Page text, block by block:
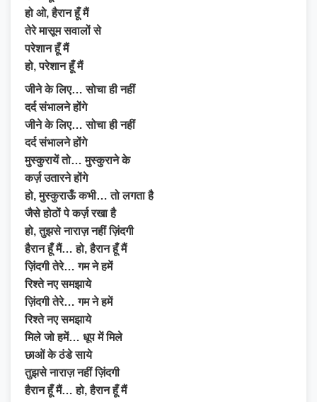
हो ओ, हैरान हूँ मैं
तेरे मासूम सवालों से
परेशान हूँ मैं
हो, परेशान हूँ मैं
जीने के लिए… सोचा ही नहीं
दर्द संभालने होंगे
जीने के लिए… सोचा ही नहीं
दर्द संभालने होंगे
मुस्कुरायें तो… मुस्कुराने के
कर्ज़ उतारने होंगे
हो, मुस्कुराऊँ कभी… तो लगता है
जैसे होठों पे कर्ज़ रखा है
हो, तुझसे नाराज़ नहीं ज़िंदगी
हैरान हूँ मैं… हो, हैरान हूँ मैं
ज़िंदगी तेरे… गम ने हमें
रिश्ते नए समझाये
ज़िंदगी तेरे… गम ने हमें
रिश्ते नए समझाये
मिले जो हमें… धूप में मिले
छाओं के ठंडे साये
तुझसे नाराज़ नहीं ज़िंदगी
हैरान हूँ मैं… हो, हैरान हूँ मैं